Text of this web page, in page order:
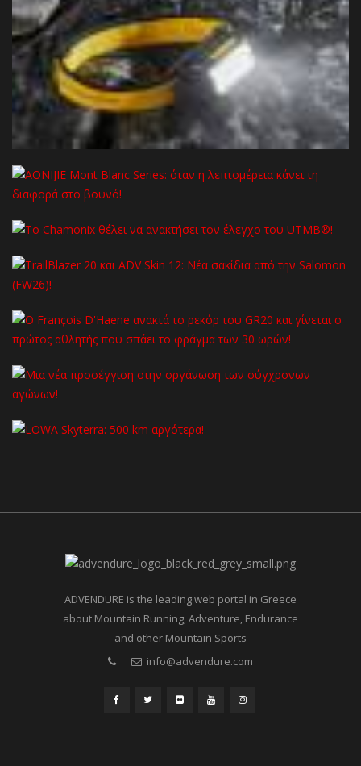
ADVENDURE is the leading web portal in Greece
about Mountain Running, Adventure, Endurance
and other Mountain Sports
info@advendure.com